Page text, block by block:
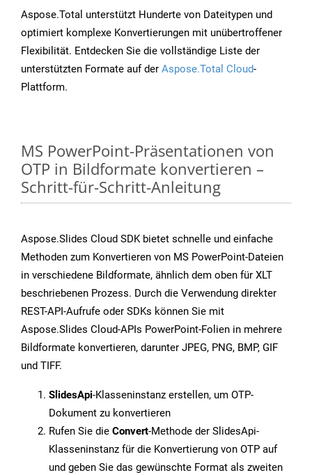
Aspose.Total unterstützt Hunderte von Dateitypen und
optimiert komplexe Konvertierungen mit unübertroffener
Flexibilität. Entdecken Sie die vollständige Liste der
unterstützten Formate auf der Aspose.Total Cloud-
Plattform.
MS PowerPoint-Präsentationen von
OTP in Bildformate konvertieren –
Schritt-für-Schritt-Anleitung
Aspose.Slides Cloud SDK bietet schnelle und einfache
Methoden zum Konvertieren von MS PowerPoint-Dateien
in verschiedene Bildformate, ähnlich dem oben für XLT
beschriebenen Prozess. Durch die Verwendung direkter
REST-API-Aufrufe oder SDKs können Sie mit
Aspose.Slides Cloud-APIs PowerPoint-Folien in mehrere
Bildformate konvertieren, darunter JPEG, PNG, BMP, GIF
und TIFF.
SlidesApi-Klasseninstanz erstellen, um OTP-
Dokument zu konvertieren
Rufen Sie die Convert-Methode der SlidesApi-
Klasseninstanz für die Konvertierung von OTP auf
und geben Sie das gewünschte Format als zweiten